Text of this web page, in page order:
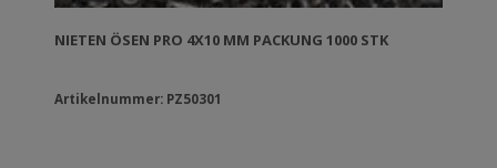
NIETEN ÖSEN PRO 4X10 MM PACKUNG 1000 STK
Artikelnummer: PZ50301